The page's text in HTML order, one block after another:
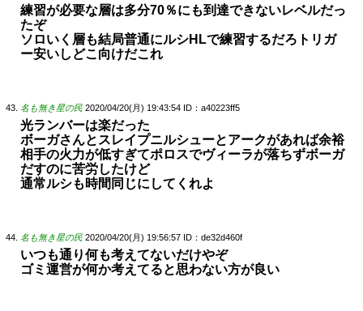
練習が必要な層は多分70％にも到達できないレベルだっ
たぞ
ソロいく層も結局普通にルシHLで練習するだろトリガ
ー安いしどこ向けだこれ
名も無き星の民 2020/04/20(月) 19:43:54 ID：a40223ff5
光ランバーは楽だった
ボーガさんとスレイプニルシューとアークがあれば余裕
相手の火力が低すぎてポロスでヴィーラが落ちずボーガ
だすのに苦労したけど
通常ルシも時間同じにしてくれよ
名も無き星の民 2020/04/20(月) 19:56:57 ID：de32d460f
いつも通り何も考えてないだけやぞ
ゴミ運営が何か考えてると思わない方が良い